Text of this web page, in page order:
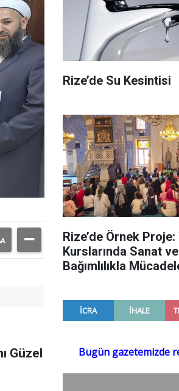
Güzel
Rize’de Su Kesintisi
Rize’de Örnek Proje:
Kurslarında Sanat
Bağımlılıkla